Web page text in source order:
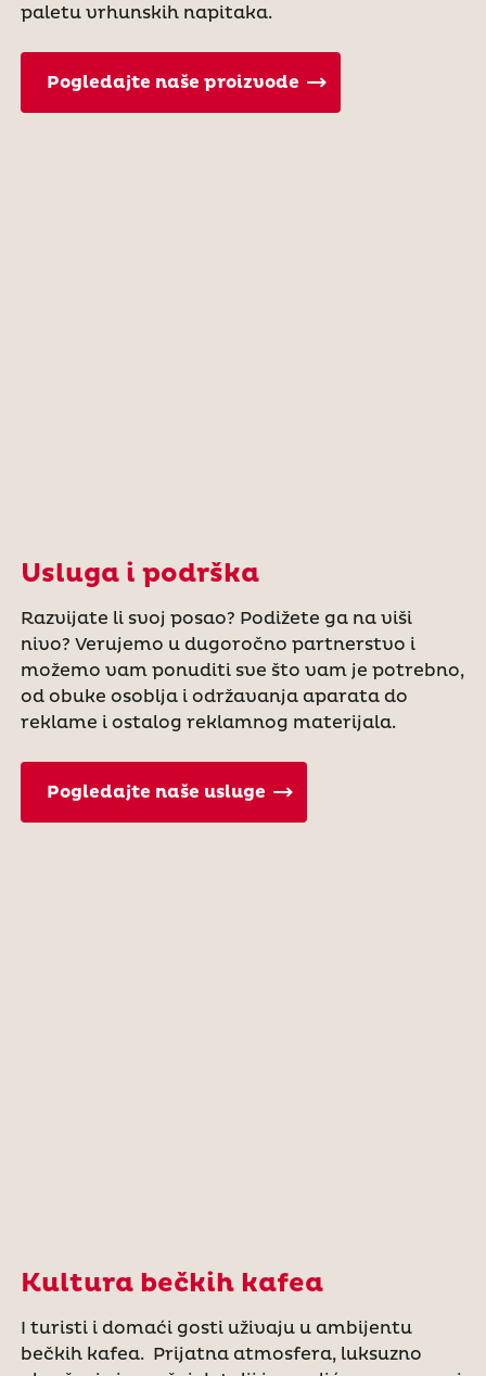
paletu vrhunskih napitaka.
Pogledajte naše proizvode
Usluga i podrška
Razvijate li svoj posao? Podižete ga na viši
nivo? Verujemo u dugoročno partnerstvo i
možemo vam ponuditi sve što vam je potrebno,
od obuke osoblja i održavanja aparata do
reklame i ostalog reklamnog materijala.
Pogledajte naše usluge
Kultura bečkih kafea
I turisti i domaći gosti uživaju u ambijentu
bečkih kafea. Prijatna atmosfera, luksuzno